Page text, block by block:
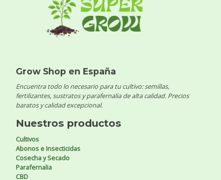
Grow Shop en España
Encuentra todo lo necesario para tu cultivo: semillas,
fertilizantes, sustratos y parafernalia de alta calidad. Precios
baratos y calidad excepcional.
Nuestros productos
Cultivos
Abonos e Insecticidas
Cosecha y Secado
Parafernalia
CBD